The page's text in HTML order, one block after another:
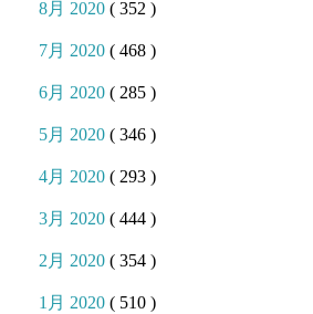
8月 2020( 352 )
7月 2020( 468 )
6月 2020( 285 )
5月 2020( 346 )
4月 2020( 293 )
3月 2020( 444 )
2月 2020( 354 )
1月 2020( 510 )